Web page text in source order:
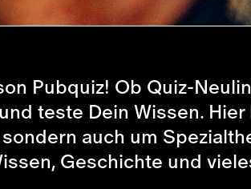
Pubquiz! Ob Quiz-
teste Dein Wissen.
auch um
Geschichte und